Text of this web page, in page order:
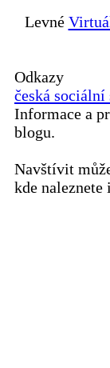
Levné
Odkazy
česká
Informace a
blogu.
Navštívit
kde naleznete